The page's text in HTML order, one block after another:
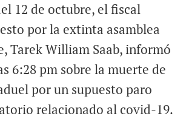
12 de octubre, el fiscal
por la extinta asamblea
Tarek William Saab, informó
6:28 pm sobre la muerte de
por un supuesto paro
relacionado al covid-19.